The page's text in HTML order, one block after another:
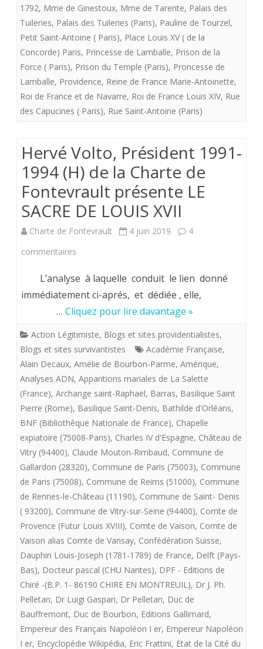
et
les
évènements
qui
suivirent.
1792, Mme de Ginestoux, Mme de Tarente, Palais des
Tuileries, Palais des Tuileries (Paris), Pauline de Tourzel,
Petit Saint-Antoine ( Paris), Place Louis XV ( de la
Concorde) Paris, Princesse de Lamballe, Prison de la
Force ( Paris), Prison du Temple (Paris), Proncesse de
Lamballe, Providence, Reine de France Marie-Antoinette,
Roi de France et de Navarre, Roi de France Louis XIV, Rue
des Capucines ( Paris), Rue Saint-Antoine (Paris)
Hervé Volto, Président 1991-
1994 (H) de la Charte de
Fontevrault présente LE
SACRE DE LOUIS XVII
Charte de Fontevrault 4 juin 2019
4
commentaires
Volto,
Président
1991-
1994
(H)
de
Charte
de
Fontevrault
présente
SACRE
DE
LOUIS
XVII
L’analyse à laquelle conduit le lien donné
immédiatement ci-aprés, et dédiée , elle,
… Cliquez pour lire davantage »
Action Légitimiste, Blogs et sites providentialistes,
Blogs et sites survivantistes
Académie Française,
Alain Decaux, Amélie de Bourbon-Parme, Amérique,
Analyses ADN, Apparitions mariales de La Salette
(France), Archange saint-Raphaël, Barras, Basilique Saint
Pierre (Rome), Basilique Saint-Denis, Bathilde d'Orléans,
BNF (Bibliothêque Nationale de France), Chapelle
expiatoire (75008-Paris), Charles IV d'Espagne, Château de
Vitry (94400), Claude Mouton-Rimbaud, Commune de
Gallardon (28320), Commune de Paris (75003), Commune
de Paris (75008), Commune de Reims (51000), Commune
de Rennes-le-Château (11190), Commune de Saint- Denis
( 93200), Commune de Vitry-sur-Seine (94400), Comte de
Provence (Futur Louis XVIII), Comte de Vaison, Comte de
Vaison alias Comte de Vansay, Confédération Suisse,
Dauphin Louis-Joseph (1781-1789) de France, Delft (Pays-
Bas), Docteur pascal (CHU Nantes), DPF - Editions de
Chiré -(B.P. 1- 86190 CHIRE EN MONTREUIL), Dr J. Ph.
Pelletan, Dr Luigi Gaspari, Dr Pelletan, Duc de
Bauffremont, Duc de Bourbon, Editions Gallimard,
Empereur des Français Napoléon I er, Empereur Napoléon
I er, Encyclopédie Wikipédia, Eric Frattini, Etat de la Cité du